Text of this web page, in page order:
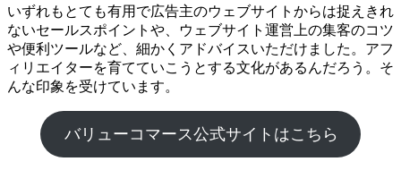
いずれもとても有用で広告主のウェブサイトからは捉えきれ
ないセールスポイントや、ウェブサイト運営上の集客のコツ
や便利ツールなど、細かくアドバイスいただけました。アフ
ィリエイターを育てていこうとする文化があるんだろう。そ
んな印象を受けています。
バリューコマース公式サイトはこちら